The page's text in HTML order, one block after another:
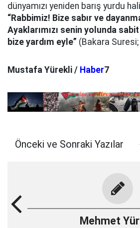
dünyamızı yeniden barış yurdu
“Rabbimiz! Bize sabır ve
Ayaklarımızı senin yolunda
bize yardım eyle” (Bakara
Mustafa Yürekli / Haber7
Önceki ve Sonraki Yazılar
Mehmet